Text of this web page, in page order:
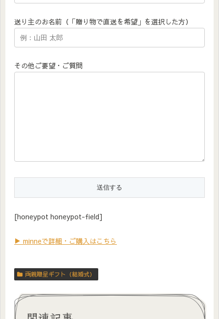
送り主のお名前（「贈り物で直送を希望」を選択した方）
その他ご要望・ご質問
[honeypot honeypot-field]
▶ minneで詳細・ご購入はこちら
両親贈呈ギフト（結婚式）